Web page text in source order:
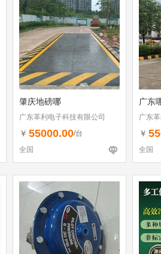
肇庆地磅哪
广东革利电子科技有限公司
￥ 55000.00/台
全国
广东
广东
￥
全国